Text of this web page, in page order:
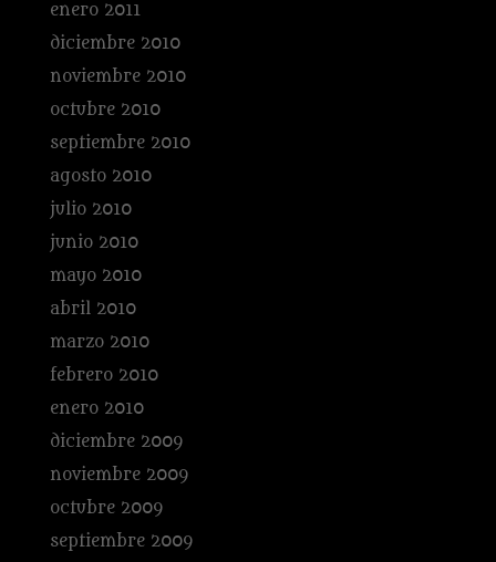
enero 2011
diciembre 2010
noviembre 2010
octubre 2010
septiembre 2010
agosto 2010
julio 2010
junio 2010
mayo 2010
abril 2010
marzo 2010
febrero 2010
enero 2010
diciembre 2009
noviembre 2009
octubre 2009
septiembre 2009